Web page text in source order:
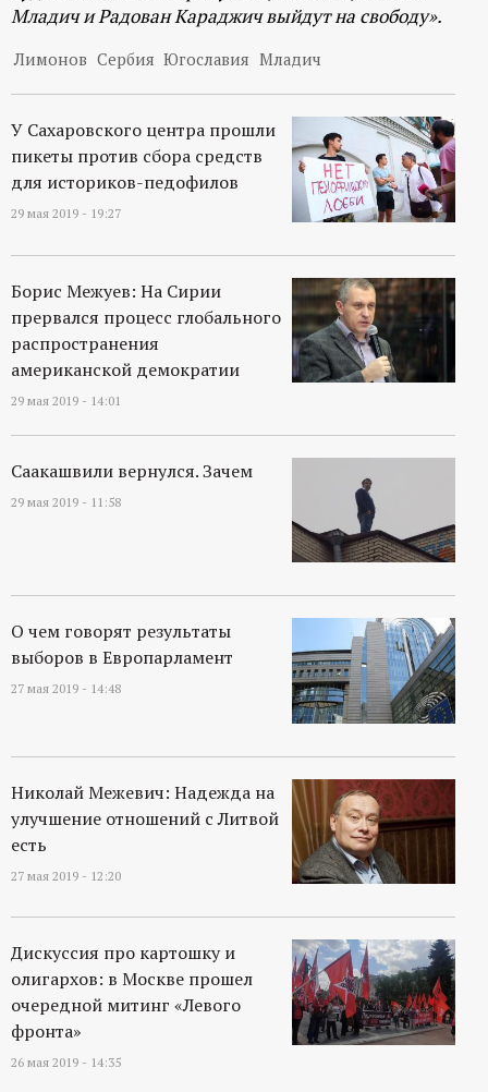
Младич и Радован Караджич выйдут на свободу».
Лимонов Сербия Югославия Младич
У Сахаровского центра прошли
пикеты против сбора средств
для историков-педофилов
29 мая 2019 - 19:27
Борис Межуев: На Сирии
прервался процесс глобального
распространения
американской демократии
29 мая 2019 - 14:01
Саакашвили вернулся. Зачем
29 мая 2019 - 11:58
О чем говорят результаты
выборов в Европарламент
27 мая 2019 - 14:48
Николай Межевич: Надежда на
улучшение отношений с Литвой
есть
27 мая 2019 - 12:20
Дискуссия про картошку и
олигархов: в Москве прошел
очередной митинг «Левого
фронта»
26 мая 2019 - 14:35